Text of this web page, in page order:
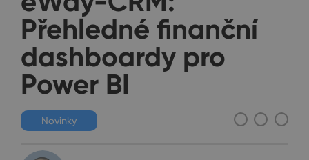
Přehledné finanční
dashboardy pro
Power BI
Novinky